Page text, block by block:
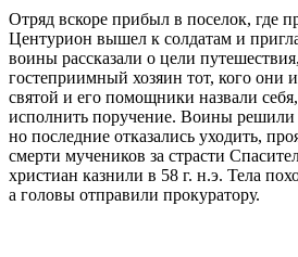
Отряд вскоре прибыл в поселок, где
Центурион вышел к солдатам и
воины рассказали о цели
гостеприимный хозяин тот, кого они
святой и его помощники назвали
исполнить поручение. Воины решили
но последние отказались уходить,
смерти мучеников за страсти
христиан казнили в 58 г. н.э. Тела
а головы отправили прокуратору.